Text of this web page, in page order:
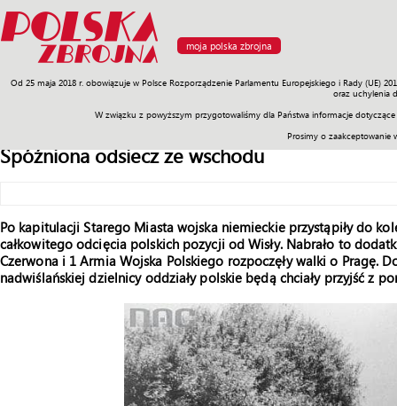
moja polska zbrojna
Od 25 maja 2018 r. obowiązuje w Polsce Rozporządzenie Parlamentu Europejskiego i Rady
oraz uchylenia
W związku z powyższym przygotowaliśmy dla Państwa informacje
Prosimy o
Armia Poligon Sprzęt Misje Polityka Prawo Świat
Spóźniona odsiecz ze wschodu
Po kapitulacji Starego Miasta wojska niemieckie przystąpiły do
całkowitego odcięcia polskich pozycji od Wisły. Nabrało to
Czerwona i 1 Armia Wojska Polskiego rozpoczęły walki o Pragę.
nadwiślańskiej dzielnicy oddziały polskie będą chciały przyjść z